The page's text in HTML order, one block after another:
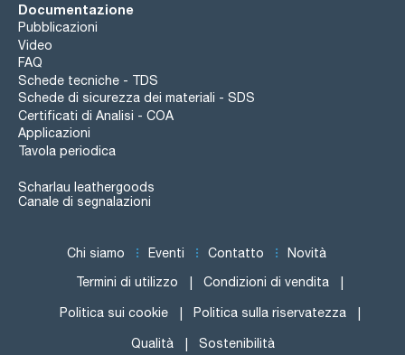
Documentazione
Pubblicazioni
Video
FAQ
Schede tecniche - TDS
Schede di sicurezza dei materiali - SDS
Certificati di Analisi - COA
Applicazioni
Tavola periodica
Scharlau leathergoods
Canale di segnalazioni
Chi siamo Eventi Contatto Novità
Termini di utilizzo Condizioni di vendita
Politica sui cookie Politica sulla riservatezza
Qualità Sostenibilità